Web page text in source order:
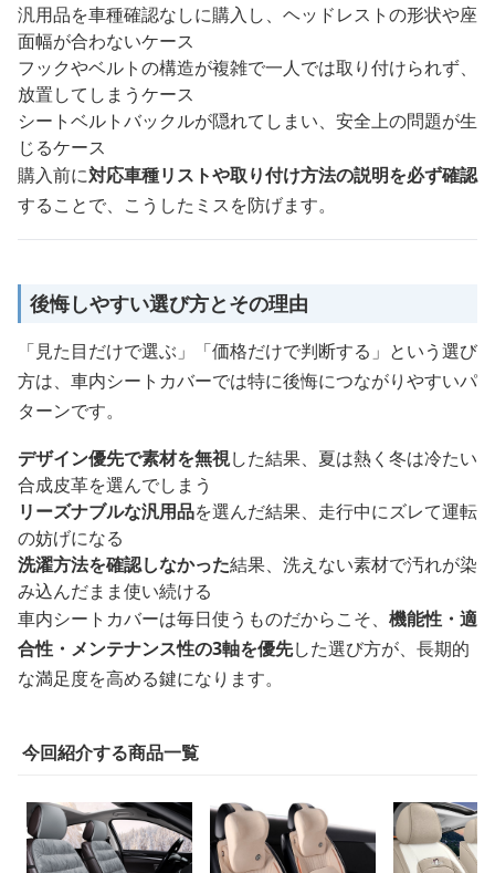
汎用品を車種確認なしに購入し、ヘッドレストの形状や座
面幅が合わないケース
フックやベルトの構造が複雑で一人では取り付けられず、
放置してしまうケース
シートベルトバックルが隠れてしまい、安全上の問題が生
じるケース
購入前に対応車種リストや取り付け方法の説明を必ず確認
することで、こうしたミスを防げます。
後悔しやすい選び方とその理由
「見た目だけで選ぶ」「価格だけで判断する」という選び
方は、車内シートカバーでは特に後悔につながりやすいパ
ターンです。
デザイン優先で素材を無視した結果、夏は熱く冬は冷たい
合成皮革を選んでしまう
リーズナブルな汎用品を選んだ結果、走行中にズレて運転
の妨げになる
洗濯方法を確認しなかった結果、洗えない素材で汚れが染
み込んだまま使い続ける
車内シートカバーは毎日使うものだからこそ、 機能性・適
合性・メンテナンス性の3軸を優先した選び方が、長期的
な満足度を高める鍵になります。
今回紹介する商品一覧